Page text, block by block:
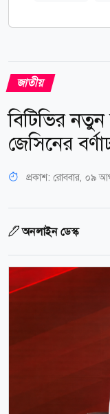
জাতীয়
বিটিভির
জেসিনের
প্রকাশ: রোববার, ০৯
অনলাইন ডেস্ক